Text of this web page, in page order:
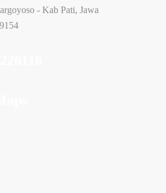
- Kab Pati, Jawa